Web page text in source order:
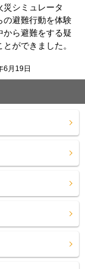
災シミュレータ
の避難行動を体験
から避難をする疑
ができました。
6月19日